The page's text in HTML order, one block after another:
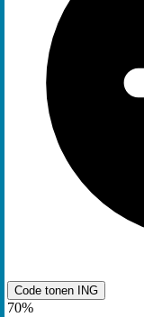
Code tonen ING
70%